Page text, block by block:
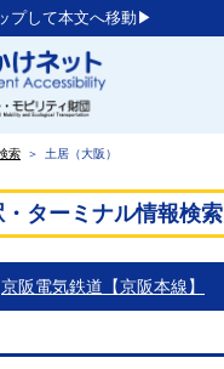
プして本文へ移動▶︎
索 ＞ 土居（大阪）
・ターミナル情報検索
京阪電気鉄道【京阪本線】